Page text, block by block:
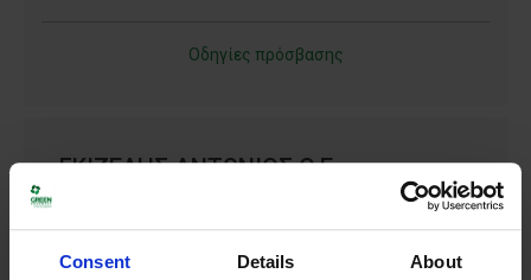
Consent Details About
Οδηγίες πρόσβασης
ΓΚΙΖΕΛΗΣ ΑΝΤΩΝΙΟΣ O.E.